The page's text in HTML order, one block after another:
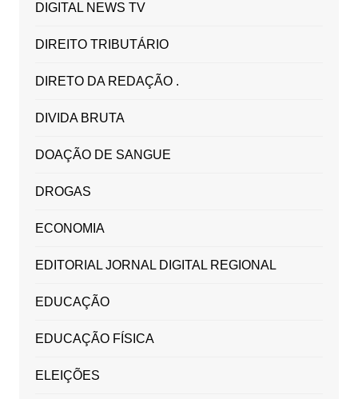
DIGITAL NEWS TV
DIREITO TRIBUTÁRIO
DIRETO DA REDAÇÃO .
DIVIDA BRUTA
DOAÇÃO DE SANGUE
DROGAS
ECONOMIA
EDITORIAL JORNAL DIGITAL REGIONAL
EDUCAÇÃO
EDUCAÇÃO FÍSICA
ELEIÇÕES